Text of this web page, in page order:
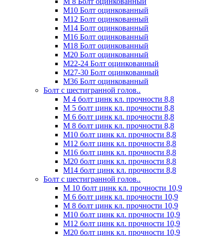
М10 Болт оцинкованный
М12 Болт оцинкованный
М14 Болт оцинкованный
М16 Болт оцинкованный
М18 Болт оцинкованный
М20 Болт оцинкованный
М22-24 Болт оцинкованный
М27-30 Болт оцинкованный
М36 Болт оцинкованный
Болт с шестигранной голов..
М 4 болт цинк кл. прочности 8,8
М 5 болт цинк кл. прочности 8,8
М 6 болт цинк кл. прочности 8,8
М 8 болт цинк кл. прочности 8,8
М10 болт цинк кл. прочности 8,8
М12 болт цинк кл. прочности 8,8
М16 болт цинк кл. прочности 8,8
М20 болт цинк кл. прочности 8,8
М14 болт цинк кл. прочности 8,8
Болт с шестигранной голов..
М 10 болт цинк кл. прочности 10,9
М 6 болт цинк кл. прочности 10,9
М 8 болт цинк кл. прочности 10,9
М10 болт цинк кл. прочности 10,9
М12 болт цинк кл. прочности 10,9
М20 болт цинк кл. прочности 10,9